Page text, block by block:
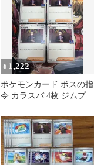
¥ 1,222
ポケモンカード ボスの指
令 カラスバ 4枚 ジムプロ